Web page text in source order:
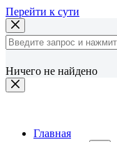
Перейти к сути
Ничего не найдено
Главная